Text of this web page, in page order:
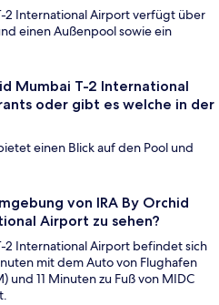
2 International Airport verfügt über
einen Außenpool sowie ein
Mumbai T-2 International
oder gibt es welche in der
einen Blick auf den Pool und
von IRA By Orchid
Airport zu sehen?
2 International Airport befindet sich
mit dem Auto von Flughafen
und 11 Minuten zu Fuß von MIDC